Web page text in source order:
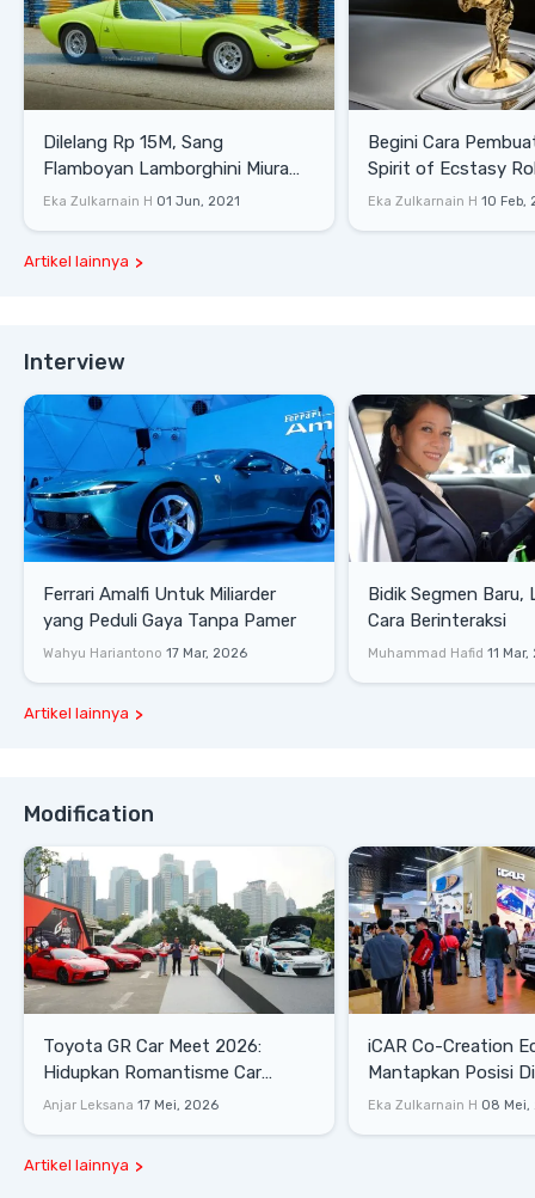
Dilelang Rp 15M, Sang
Flamboyan Lamborghini Miura
P400 S
Eka Zulkarnain H 01 Jun, 2021
Begini Cara
Spirit of Ecstasy
Eka Zulkarnain H 10 Feb,
Artikel lainnya
Interview
Ferrari Amalfi Untuk Miliarder
yang Peduli Gaya Tanpa Pamer
Wahyu Hariantono 17 Mar, 2026
Bidik Segmen Baru,
Cara Berinteraksi
Muhammad Hafid 11
Artikel lainnya
Modification
Toyota GR Car Meet 2026:
Hidupkan Romantisme Car
Culture Era 90-an
Anjar Leksana 17 Mei, 2026
iCAR Co-Creation
Mantapkan Posisi
Gaya Hidup
Eka Zulkarnain H 08 Mei,
Artikel lainnya